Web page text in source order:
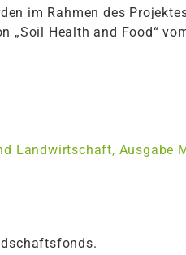
im Rahmen des
„Soil Health and Food“
Landwirtschaft, Ausgabe